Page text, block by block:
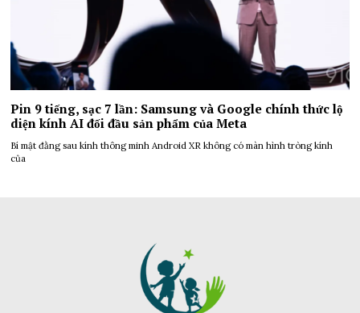
Pin 9 tiếng, sạc 7 lần: Samsung và Google chính thức lộ
diện kính AI đối đầu sản phẩm của Meta
Bí mật đằng sau kính thông minh Android XR không có màn hình tròng kính
của